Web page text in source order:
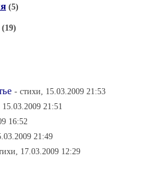
(5)
(19)
- стихи, 15.03.2009 21:53
21:51
16:52
21:49
17.03.2009 12:29